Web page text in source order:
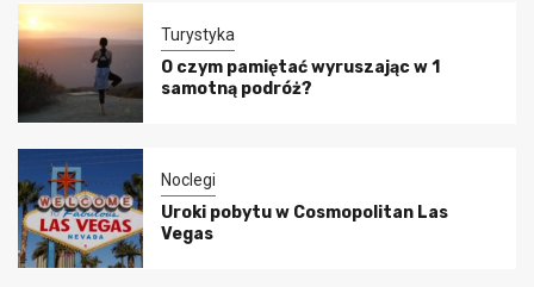
Turystyka
O czym pamiętać wyruszając w 1
samotną podróż?
Noclegi
Uroki pobytu w Cosmopolitan Las
Vegas